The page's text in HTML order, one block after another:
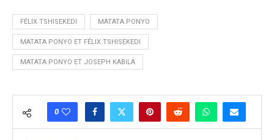
FÉLIX TSHISEKEDI MATATA PONYO
MATATA PONYO ET FÉLIX TSHISEKEDI
MATATA PONYO ET JOSEPH KABILA
0